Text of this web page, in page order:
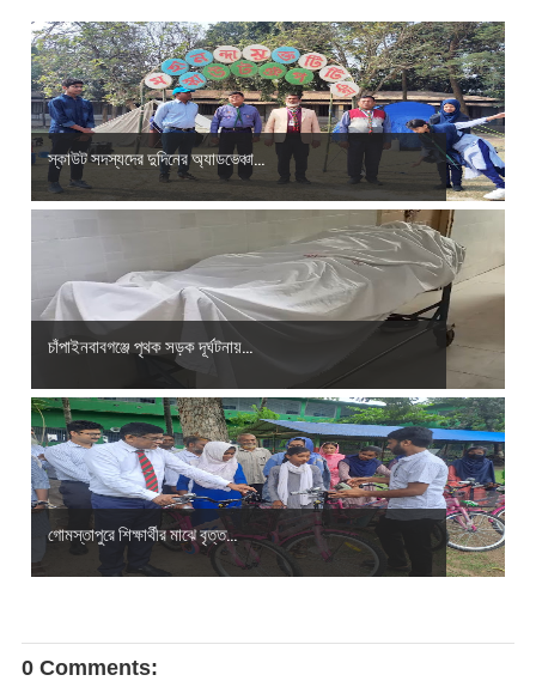
স্কাউট সদস্যদের দুদিনের অ্যাডভেঞ্চা...
চাঁপাইনবাবগঞ্জে পৃথক সড়ক দূর্ঘটনায়...
গোমস্তাপুরে শিক্ষার্থীর মাঝে বৃত্ত...
0 Comments: